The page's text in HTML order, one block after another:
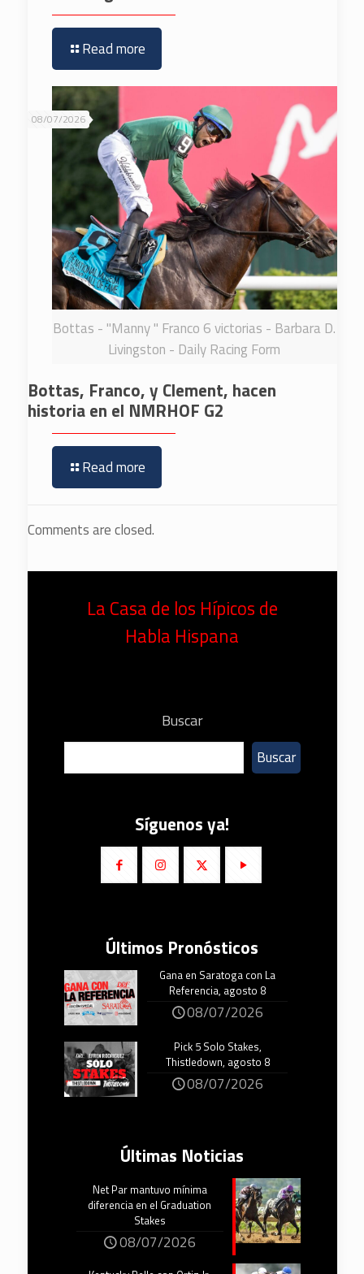
Read more
Bottas - "Manny " Franco 6 victorias - Barbara D.
Livingston - Daily Racing Form
08/07/2026
Bottas, Franco, y Clement, hacen
historia en el NMRHOF G2
Read more
Comments are closed.
La Casa de los Hípicos de
Habla Hispana
Buscar
Buscar
Síguenos ya!
Últimos Pronósticos
Gana en Saratoga con La
Referencia, agosto 8
08/07/2026
Pick 5 Solo Stakes,
Thistledown, agosto 8
08/07/2026
Últimas Noticias
Net Par mantuvo mínima
diferencia en el Graduation
Stakes
08/07/2026